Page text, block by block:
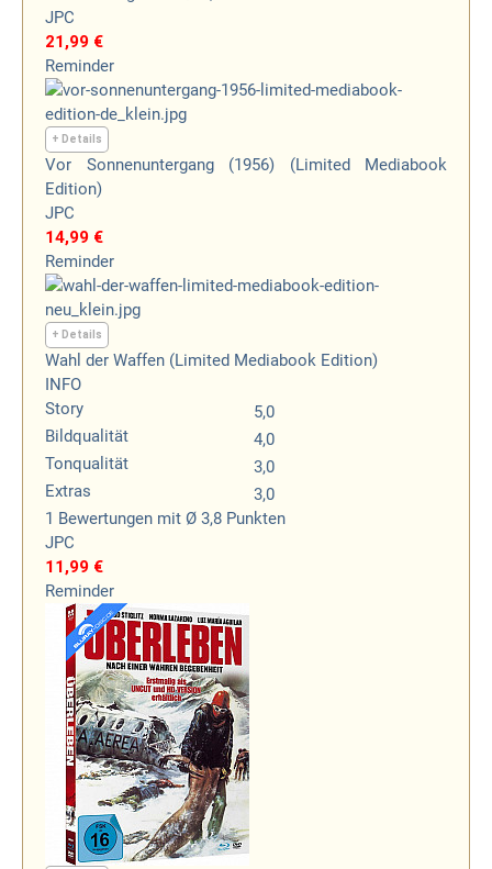
JPC
21,99 €
Reminder
+ Details
Vor Sonnenuntergang (1956) (Limited Mediabook
Edition)
JPC
14,99 €
Reminder
+ Details
Wahl der Waffen (Limited Mediabook Edition)
INFO
Story
5,0
Bildqualität
4,0
Tonqualität
3,0
Extras
3,0
1 Bewertungen mit Ø 3,8 Punkten
JPC
11,99 €
Reminder